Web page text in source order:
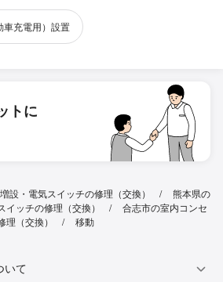
車充電用）設置
トに
設・電気スイッチの修理（交換）
熊本県の
ッチの修理（交換）
合志市の室内コンセ
（交換）
移動
いて